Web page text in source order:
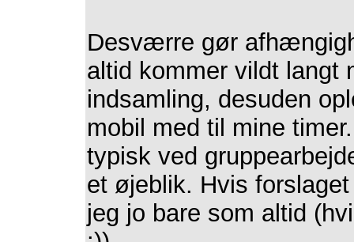
Desværre gør
altid kommer vildt langt
indsamling, desuden
mobil med til mine
typisk ved
et øjeblik. Hvis
jeg jo bare som altid